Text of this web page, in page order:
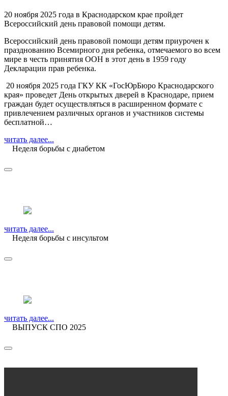
20 ноября 2025 года в Краснодарском крае пройдет
Всероссийский день правовой помощи детям.
Всероссийский день правовой помощи детям приурочен к
празднованию Всемирного дня ребенка, отмечаемого во всем
мире в честь принятия ООН в этот день в 1959 году
Декларации прав ребенка.
20 ноября 2025 года ГКУ КК «ГосЮрБюро Краснодарского
края» проведет День открытых дверей в Краснодаре, прием
граждан будет осуществляться в расширенном формате с
привлечением различных органов и участников системы
бесплатной…
читать далее...
Неделя борьбы с диабетом
читать далее...
Неделя борьбы с инсультом
читать далее...
ВЫПУСК СПО 2025